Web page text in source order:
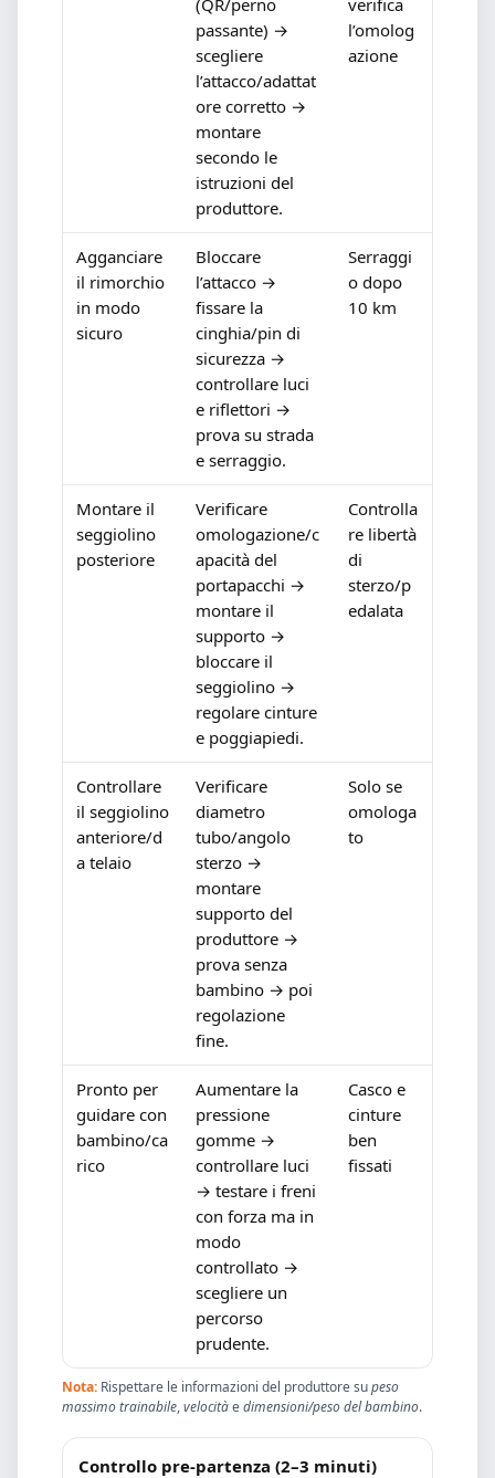
(QR/perno
passante) →
scegliere
l’attacco/adattat
ore corretto →
montare
secondo le
istruzioni del
produttore.
verifica
l’omolog
azione
Agganciare
il rimorchio
in modo
sicuro
Bloccare
l’attacco →
fissare la
cinghia/pin di
sicurezza →
controllare luci
e riflettori →
prova su strada
e serraggio.
Serraggi
o dopo
10 km
Montare il
seggiolino
posteriore
Verificare
omologazione/c
apacità del
portapacchi →
montare il
supporto →
bloccare il
seggiolino →
regolare cinture
e poggiapiedi.
Controlla
re libertà
di
sterzo/p
edalata
Controllare
il seggiolino
anteriore/d
a telaio
Verificare
diametro
tubo/angolo
sterzo →
montare
supporto del
produttore →
prova senza
bambino → poi
regolazione
fine.
Solo se
omologa
to
Pronto per
guidare con
bambino/ca
rico
Aumentare la
pressione
gomme →
controllare luci
→ testare i freni
con forza ma in
modo
controllato →
scegliere un
percorso
prudente.
Casco e
cinture
ben
fissati
Nota: Rispettare le informazioni del produttore supeso
massimo trainabile,velocitàedimensioni/peso del bambino.
Controllo pre-partenza (2–3 minuti)